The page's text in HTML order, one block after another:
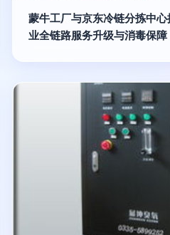
蒙牛工厂与京东冷链分拣中
业全链路服务升级与消毒保障